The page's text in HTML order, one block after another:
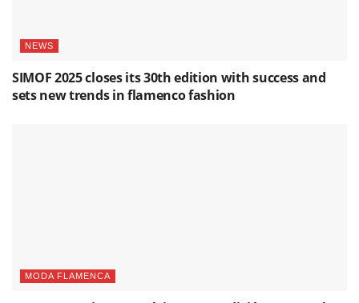
NEWS
SIMOF 2025 closes its 30th edition with success and
sets new trends in flamenco fashion
MODA FLAMENCA